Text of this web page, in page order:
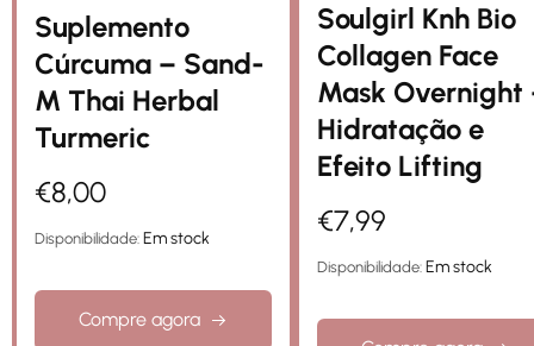
Suplemento
Cúrcuma – Sand-
M Thai Herbal
Turmeric
€8,00
Disponibilidade: Em stock
Compre agora
Soulgirl Knh Bio
Collagen Face
Mask Overnight
Hidratação e
Efeito Lifting
€7,99
Disponibilidade: Em stock